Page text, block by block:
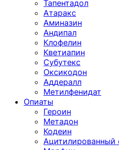
Тапентадол
Атаракс
Аминазин
Андипал
Клофелин
Кветиапин
Субутекс
Оксикодон
Аддералл
Метилфенидат
Опиаты
Героин
Метадон
Кодеин
Ацитилированный